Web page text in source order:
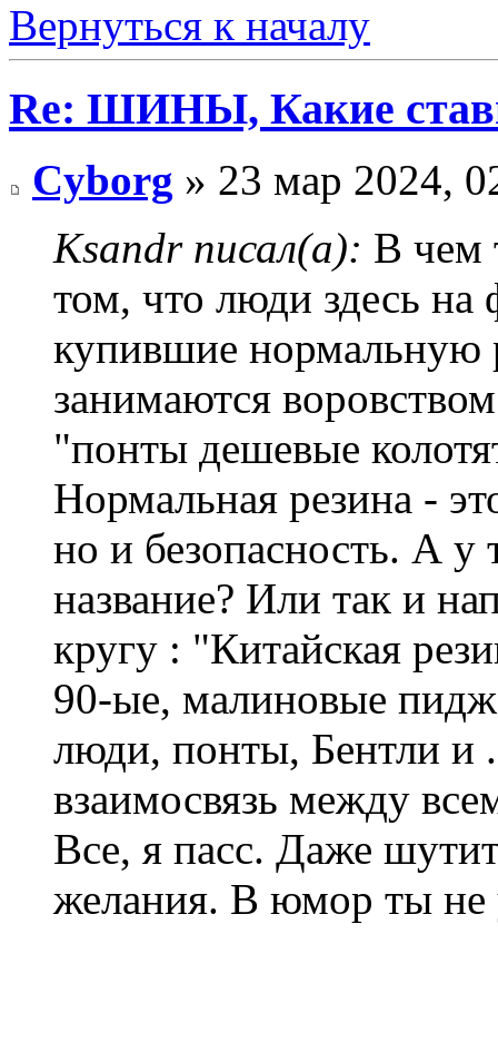
Вернуться к началу
Re: ШИНЫ, Какие
Cyborg » 23 мар 2024,
Ksandr писал(а): В чем
том, что люди здесь на
купившие нормальную
занимаются
"понты дешевые
Нормальная резина -
но и безопасность. А у
название? Или так и
кругу : "Китайская
90-ые, малиновые
люди, понты, Бентли и
взаимосвязь между
Все, я пасс. Даже
желания. В юмор ты не